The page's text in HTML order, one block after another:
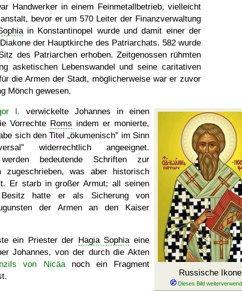
Handwerker in einem Feinmetallbetrieb, vielleicht
bevor er um 570 Leiter der Finanzverwaltung
in Konstantinopel wurde und damit einer der
der Hauptkirche des Patriarchats. 582 wurde
des Patriarchen erhoben. Zeitgenossen rühmten
asketischen Lebenswandel und seine caritativen
die Armen der Stadt, möglicherweise war er zuvor
Mönch gewesen.
Russische Ikone
I. verwickelte Johannes in einen
Vorrechte Roms indem er monierte,
sich den Titel ökumenisch
im Sinn
widerrechtlich angeeignet.
bedeutende Schriften zur
zugeschrieben, was aber historisch
Er starb in großer Armut; all seinen
Besitz hatte er als Sicherung von
der Armen an den Kaiser
ein Priester der Hagia Sophiaeine
Johannes, von der durch die Akten
von Nicäanoch ein Fragment